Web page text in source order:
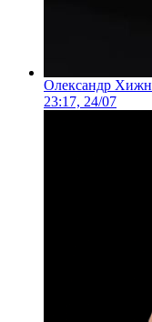
Олександр
23:17, 24/07